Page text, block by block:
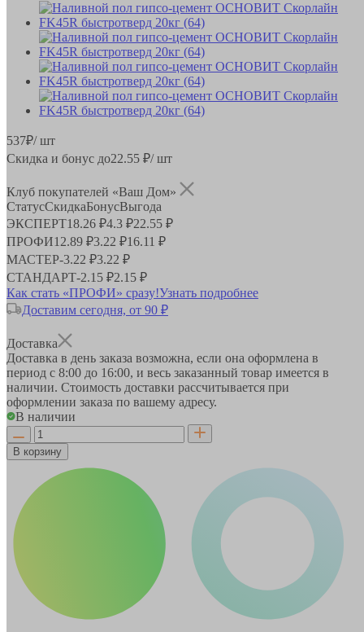
537₽/ шт
Скидка и бонус до22.55 ₽/ шт
Клуб покупателей «Ваш Дом»
СтатусСкидкаБонусВыгода
ЭКСПЕРТ18.26 ₽4.3 ₽22.55 ₽
ПРОФИ12.89 ₽3.22 ₽16.11 ₽
МАСТЕР-3.22 ₽3.22 ₽
СТАНДАРТ-2.15 ₽2.15 ₽
Как стать «ПРОФИ» сразу!Узнать подробнее
Доставим сегодня, от 90 ₽
Доставка
Доставка в день заказа возможна, если она оформлена в
период с 8:00 до 16:00, и весь заказанный товар имеется в
наличии. Стоимость доставки рассчитывается при
оформлении заказа по вашему адресу.
В наличии
В корзину